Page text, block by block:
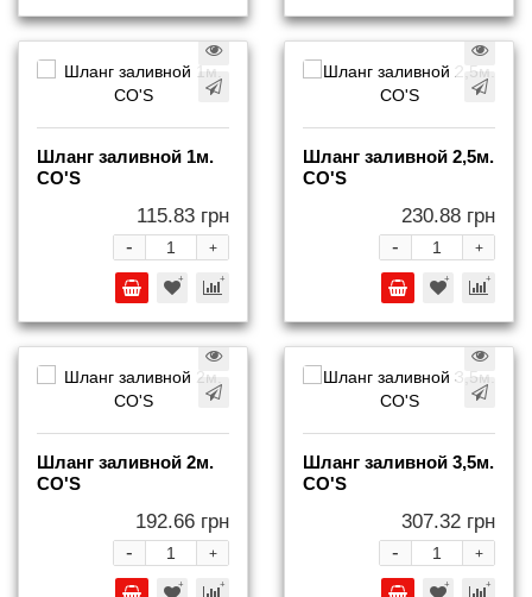
Шланг заливной 1м.
СO'S
115.83 грн
+
-
Шланг заливной 2,5м.
СO'S
230.88 грн
+
-
Шланг заливной 2м.
СO'S
192.66 грн
+
-
Шланг заливной 3,5м.
СO'S
307.32 грн
+
-